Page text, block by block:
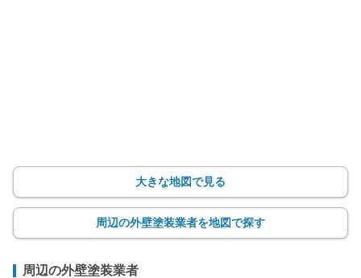
大きな地図で見る
周辺の外壁塗装業者を地図で探す
周辺の外壁塗装業者